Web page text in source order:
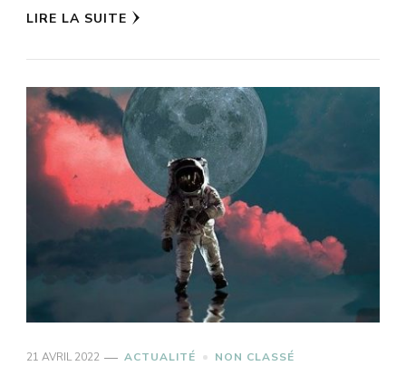
LIRE LA SUITE
21 AVRIL 2022 ACTUALITÉ NON CLASSÉ